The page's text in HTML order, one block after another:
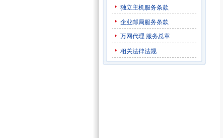
独立主机服务条款
企业邮局服务条款
万网代理 服务总章
相关法律法规